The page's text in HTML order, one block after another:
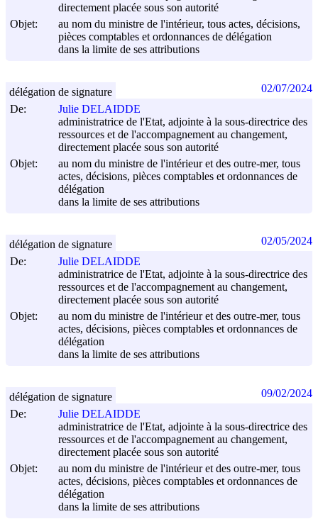
directement placée sous son autorité
Objet:
au nom du ministre de l'intérieur, tous actes, décisions,
pièces comptables et ordonnances de délégation
dans la limite de ses attributions
De:
Julie DELAIDDE
administratrice de l'Etat, adjointe à la sous-directrice des
ressources et de l'accompagnement au changement,
directement placée sous son autorité
Objet:
au nom du ministre de l'intérieur et des outre-mer, tous
actes, décisions, pièces comptables et ordonnances de
délégation
dans la limite de ses attributions
délégation de signature 02/07/2024
De:
Julie DELAIDDE
administratrice de l'Etat, adjointe à la sous-directrice des
ressources et de l'accompagnement au changement,
directement placée sous son autorité
Objet:
au nom du ministre de l'intérieur et des outre-mer, tous
actes, décisions, pièces comptables et ordonnances de
délégation
dans la limite de ses attributions
délégation de signature 02/05/2024
De:
Julie DELAIDDE
administratrice de l'Etat, adjointe à la sous-directrice des
ressources et de l'accompagnement au changement,
directement placée sous son autorité
Objet:
au nom du ministre de l'intérieur et des outre-mer, tous
actes, décisions, pièces comptables et ordonnances de
délégation
dans la limite de ses attributions
délégation de signature 09/02/2024